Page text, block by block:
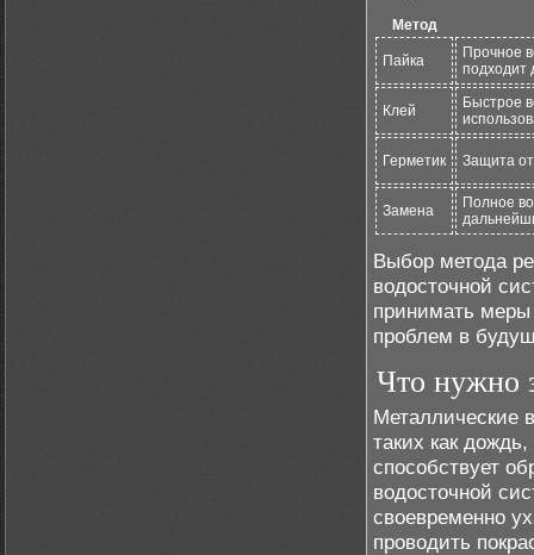
Метод
Пайка
Прочное
подходит
Клей
Быстрое
Герметик Защита от
Замена
Полное
Выбор метода
водосточной
принимать меры
проблем в
Что нужно
Металлические
таких как
способствует
водосточной
своевременно
проводить